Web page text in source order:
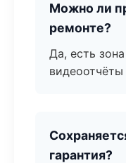
Можно ли
ремонте?
Да, есть
видеоотчёты
гарантия?